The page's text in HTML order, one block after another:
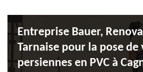
Entreprise Bauer,
Tarnaise pour la pose de
persiennes en PVC à